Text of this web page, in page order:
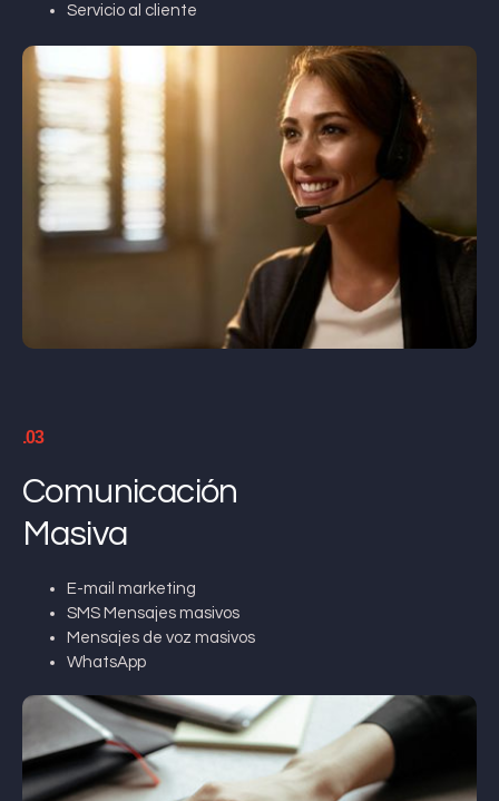
Servicio al cliente
.03
Comunicación
Masiva
E-mail marketing
SMS Mensajes masivos
Mensajes de voz masivos
WhatsApp